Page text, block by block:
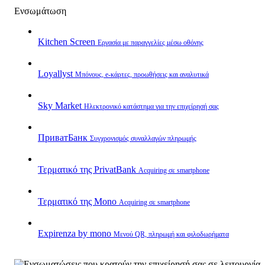
Ενσωμάτωση
Kitchen Screen Εργασία με παραγγελίες μέσω οθόνης
Loyallyst Μπόνους, e‑κάρτες, προωθήσεις και αναλυτικά
Sky Market Ηλεκτρονικό κατάστημα για την επιχείρησή σας
ПриватБанк Συγχρονισμός συναλλαγών πληρωμής
Τερματικό της PrivatBank Acquiring σε smartphone
Τερματικό της Mono Acquiring σε smartphone
Expirenza by mono Μενού QR, πληρωμή και φιλοδωρήματα